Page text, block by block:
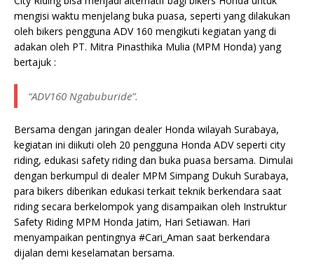
mengisi waktu menjelang buka puasa, seperti yang dilakukan
oleh bikers pengguna ADV 160 mengikuti kegiatan yang di
adakan oleh PT. Mitra Pinasthika Mulia (MPM Honda) yang
bertajuk :
“ADV160 Ngabuburide”.
Bersama dengan jaringan dealer Honda wilayah Surabaya,
kegiatan ini diikuti oleh 20 pengguna Honda ADV seperti city
riding, edukasi safety riding dan buka puasa bersama. Dimulai
dengan berkumpul di dealer MPM Simpang Dukuh Surabaya,
para bikers diberikan edukasi terkait teknik berkendara saat
riding secara berkelompok yang disampaikan oleh Instruktur
Safety Riding MPM Honda Jatim, Hari Setiawan. Hari
menyampaikan pentingnya #Cari_Aman saat berkendara
dijalan demi keselamatan bersama.